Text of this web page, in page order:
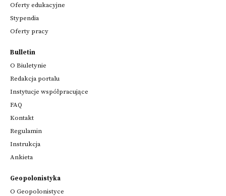
Oferty edukacyjne
Stypendia
Oferty pracy
Bulletin
O Biuletynie
Redakcja portalu
Instytucje współpracujące
FAQ
Kontakt
Regulamin
Instrukcja
Ankieta
Geopolonistyka
O Geopolonistyce